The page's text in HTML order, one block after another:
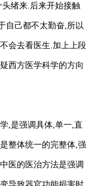
绪来.后来开始接触
自己都不太勤奋,所以
会去看医生.加上上段
西方医学科学的方向
,是强调具体,单一,直
整体统一的完整体,强
医的医治方法是强调